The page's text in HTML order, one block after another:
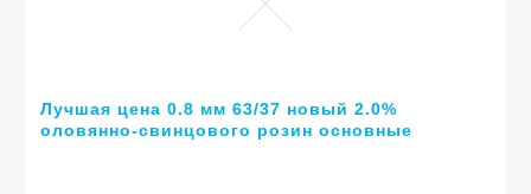
Лучшая цена 0.8 мм 63/37 новый 2.0%
оловянно-свинцового розин основные